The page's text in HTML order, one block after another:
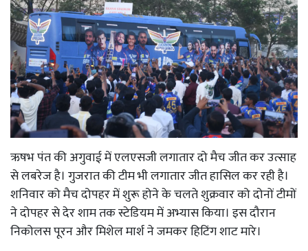
ऋषभ पंत की अगुवाई में एलएसजी लगातार दो मैच जीत कर उत्साह
से लबरेज है। गुजरात की टीम भी लगातार जीत हासिल कर रही है।
शनिवार को मैच दोपहर में शुरू होने के चलते शुक्रवार को दोनों टीमों
ने दोपहर से देर शाम तक स्टेडियम में अभ्यास किया। इस दौरान
निकोलस पूरन और मिशेल मार्श ने जमकर हिटिंग शाट मारे।